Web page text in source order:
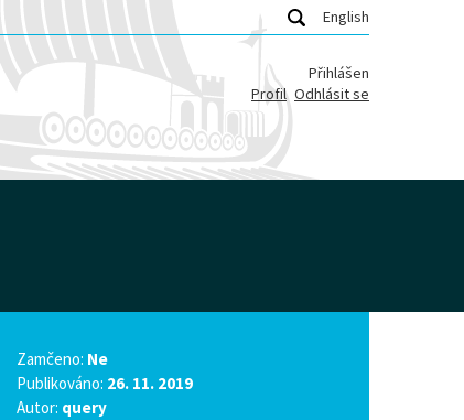
English
Přihlášen
Profil Odhlásit se
Zamčeno: Ne
Publikováno: 26. 11. 2019
Autor: query